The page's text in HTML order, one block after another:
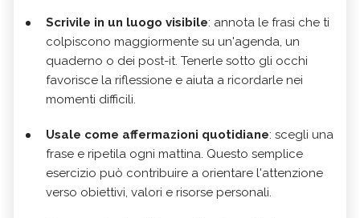
Scrivile in un luogo visibile: annota le frasi che ti
colpiscono maggiormente su un'agenda, un
quaderno o dei post-it. Tenerle sotto gli occhi
favorisce la riflessione e aiuta a ricordarle nei
momenti difficili.
Usale come affermazioni quotidiane: scegli una
frase e ripetila ogni mattina. Questo semplice
esercizio può contribuire a orientare l'attenzione
verso obiettivi, valori e risorse personali.